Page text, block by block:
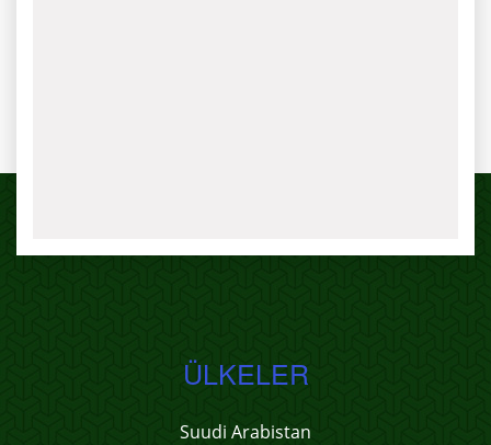
ÜLKELER
Suudi Arabistan